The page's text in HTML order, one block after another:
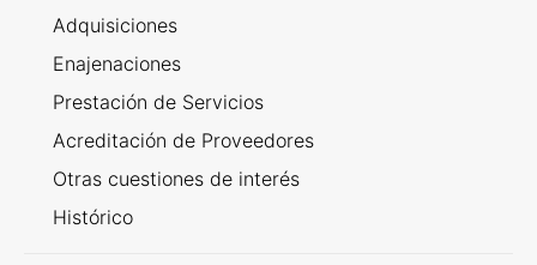
Adquisiciones
Enajenaciones
Prestación de Servicios
Acreditación de Proveedores
Otras cuestiones de interés
Histórico